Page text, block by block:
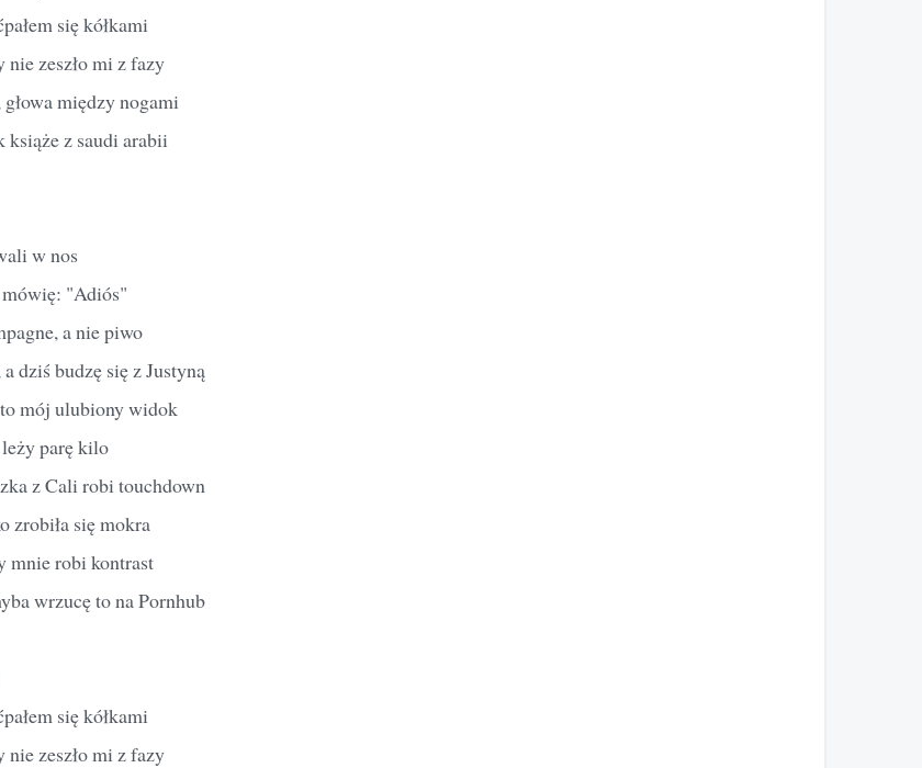
się kółkami
zeszło mi z fazy
między nogami
książe z saudi arabii
w nos
"Adiós"
a nie piwo
dziś budzę się z Justyną
mój ulubiony widok
leży parę kilo
z Cali robi touchdown
zrobiła się mokra
mnie robi kontrast
wrzucę to na Pornhub
się kółkami
zeszło mi z fazy